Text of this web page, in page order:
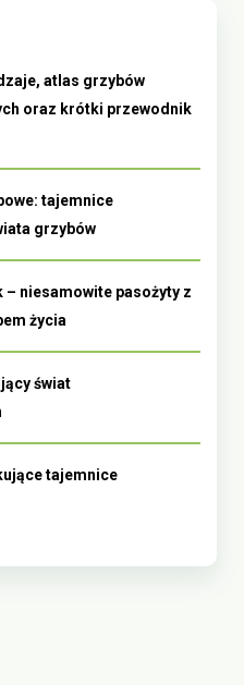
atlas grzybów
oraz krótki przewodnik
tajemnice
grzybów
– niesamowite pasożyty z
życia
świat
tajemnice